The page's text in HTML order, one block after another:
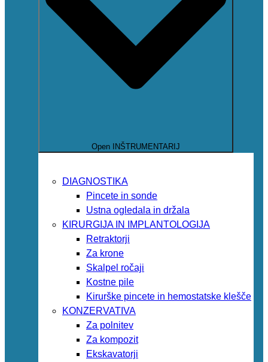
Open INŠTRUMENTARIJ
DIAGNOSTIKA
Pincete in sonde
Ustna ogledala in držala
KIRURGIJA IN IMPLANTOLOGIJA
Retraktorji
Za krone
Skalpel ročaji
Kostne pile
Kirurške pincete in hemostatske klešče
KONZERVATIVA
Za polnitev
Za kompozit
Ekskavatorji